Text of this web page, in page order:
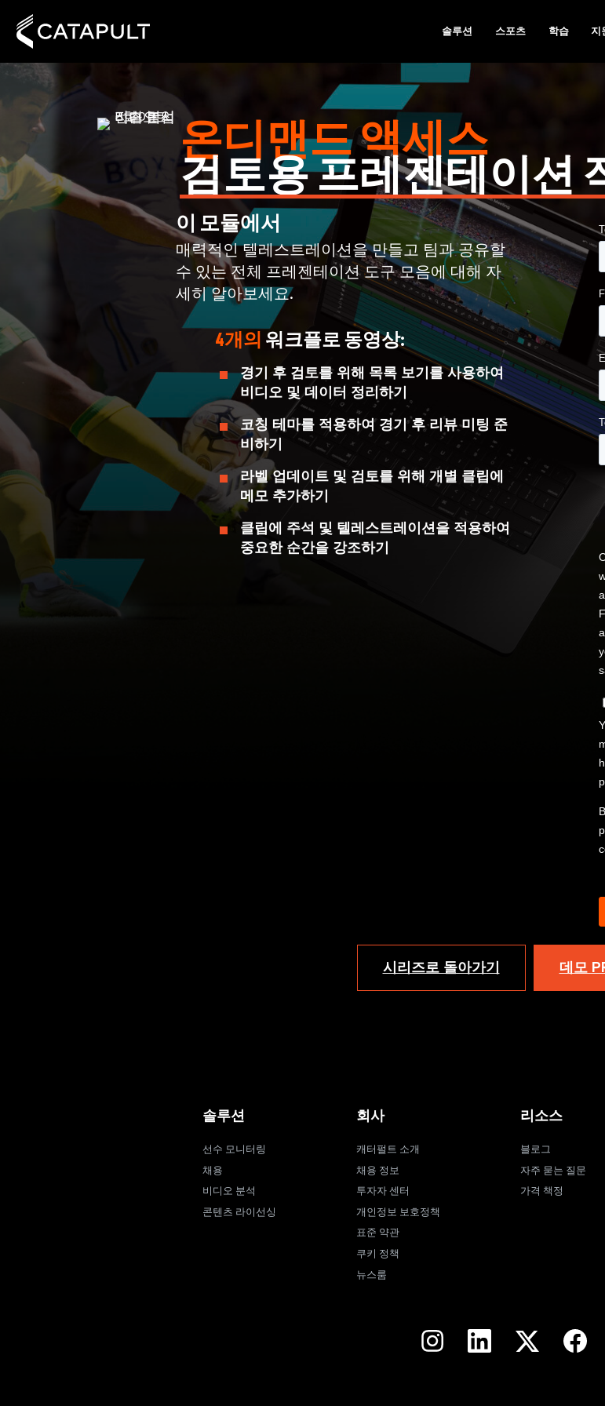
솔루션 스포츠 학습 지
온디맨드 액세스
검토용 프레젠테이션
이 모듈에서
매력적인 텔레스트레이션을 만들고 팀과 공유할
수 있는 전체 프레젠테이션 도구 모음에 대해 자
세히 알아보세요.
4개의 워크플로 동영상:
경기 후 검토를 위해 목록 보기를 사용하여
비디오 및 데이터 정리하기
코칭 테마를 적용하여 경기 후 리뷰 미팅 준
비하기
라벨 업데이트 및 검토를 위해 개별 클립에
메모 추가하기
클립에 주석 및 텔레스트레이션을 적용하여
중요한 순간을 강조하기
시리즈로 돌아가기 데모
솔루션
선수 모니터링
채용
비디오 분석
콘텐츠 라이선싱
회사
캐터펄트 소개
채용 정보
투자자 센터
개인정보 보호정책
표준 약관
쿠키 정책
뉴스룸
리소스
블로그
자주 묻는 질문
가격 책정